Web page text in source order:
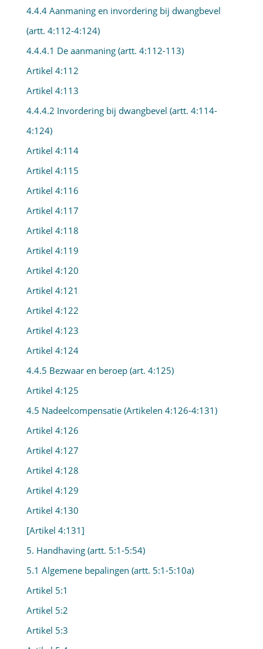
4.4.4 Aanmaning en invordering bij dwangbevel
(artt. 4:112-4:124)
4.4.4.1 De aanmaning (artt. 4:112-113)
Artikel 4:112
Artikel 4:113
4.4.4.2 Invordering bij dwangbevel (artt. 4:114-
4:124)
Artikel 4:114
Artikel 4:115
Artikel 4:116
Artikel 4:117
Artikel 4:118
Artikel 4:119
Artikel 4:120
Artikel 4:121
Artikel 4:122
Artikel 4:123
Artikel 4:124
4.4.5 Bezwaar en beroep (art. 4:125)
Artikel 4:125
4.5 Nadeelcompensatie (Artikelen 4:126-4:131)
Artikel 4:126
Artikel 4:127
Artikel 4:128
Artikel 4:129
Artikel 4:130
[Artikel 4:131]
5. Handhaving (artt. 5:1-5:54)
5.1 Algemene bepalingen (artt. 5:1-5:10a)
Artikel 5:1
Artikel 5:2
Artikel 5:3